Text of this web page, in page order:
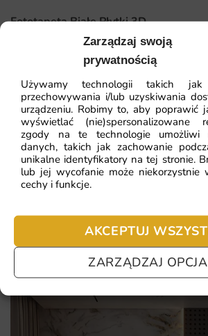
Zarządzaj swoją
prywatnością
Używamy technologii takich
przechowywania i/lub uzyskiwania
urządzeniu. Robimy to, aby poprawić
wyświetlać (nie)spersonalizowane
zgody na te technologie umożliwi
danych, takich jak zachowanie
unikalne identyfikatory na tej stronie.
lub jej wycofanie może niekorzystnie
cechy i funkcje.
AKCEPTUJ
ZARZĄDZAJ
Dlaczego warto wybrać tę fototapetę
Wprowadza do wnętrza świeżość i
Wysoka jakość druku zapewnia
kolorów.
Możliwość zamówienia na wymiar dla
dopasowania.
Łatwy montaż, który można wykonać
Fototapeta Białe Płytki 3D
64.51zł
Najniższa cena z 30 dni:41.93 zł
ZOBACZ WSZYSTKIE
Najczęściej zadawane
nie chcesz czekać – sprawdź najczęściej